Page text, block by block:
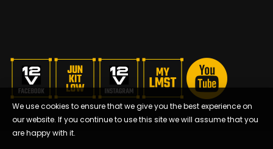
We use cookies to ensure that we give you the best experience on
our website. If you continue to use this site we will assume that you
are happy with it.